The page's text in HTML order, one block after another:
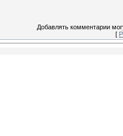
Добавлять комментарии
[